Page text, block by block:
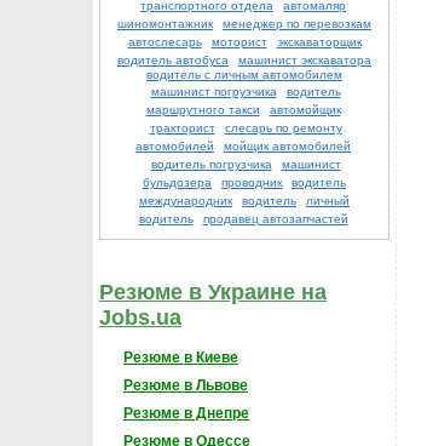
транспортного отдела
автомаляр
шиномонтажник
менеджер по перевозкам
автослесарь
моторист
экскаваторщик
водитель автобуса
машинист экскаватора
водитель с личным автомобилем
машинист погрузчика
водитель
маршрутного такси
автомойщик
тракторист
слесарь по ремонту
автомобилей
мойщик автомобилей
водитель погрузчика
машинист
бульдозера
проводник
водитель
международник
водитель
личный
водитель
продавец автозапчастей
Резюме в Украине на
Jobs.ua
Резюме в Киеве
Резюме в Львове
Резюме в Днепре
Резюме в Одессе